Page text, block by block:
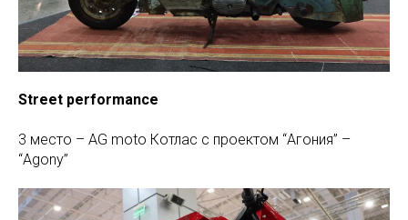
Street performance
3 место – AG moto Котлас с проектом “Агония” –
“Agony”